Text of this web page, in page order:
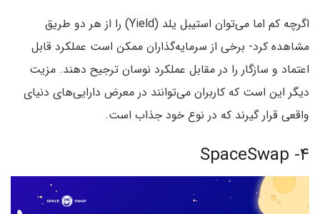
اگرچه کم اما می‌توان استیبل یلد (Yield) را از هر دو طریق
مشاهده کرد- برخی از سرمایه‌گذاران ممکن است عملکرد قابل
اعتماد و سازگار را در مقابل عملکرد نوسان ترجیح دهند. مزیت
دیگر این است که کاربران می‌توانند در معرض دارایی‌های دنیای
واقعی قرار گیرند که در نوع خود جذاب است.
۴- SpaceSwap